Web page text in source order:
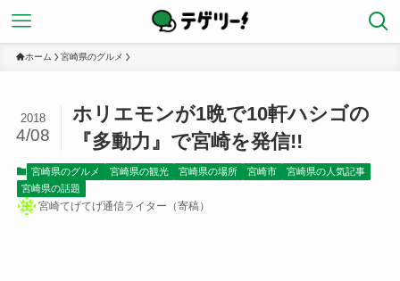
ホーム 宮崎県のグルメ
ホリエモンが1晩で10軒ハシゴの
『多動力』で宮崎を発信!!
2018
4/08
宮崎県のグルメ 宮崎県の観光 宮崎県の場所 宮崎市
宮崎県の人気記事
宮崎県の話題
宮崎てげてげ通信ライター（寄稿）